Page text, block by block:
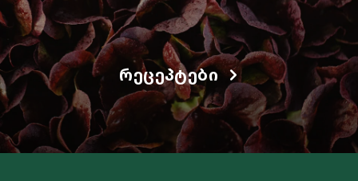
ᲠᲔᲪᲔᲞᲢᲔᲑᲘ